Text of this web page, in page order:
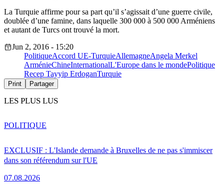
La Turquie affirme pour sa part qu’il s’agissait d’une guerre civile,
doublée d’une famine, dans laquelle 300 000 à 500 000 Arméniens
et autant de Turcs ont trouvé la mort.
Jun 2, 2016 - 15:20
PolitiqueAccord UE-TurquieAllemagneAngela Merkel
ArménieChineInternationalL'Europe dans le mondePolitique
Recep Tayyip ErdoganTurquie
Print Partager
LES PLUS LUS
EXCLUSIF : L'Islande demande à Bruxelles de ne pas s'immiscer
dans son référendum sur l'UE
07.08.2026
POLITIQUE